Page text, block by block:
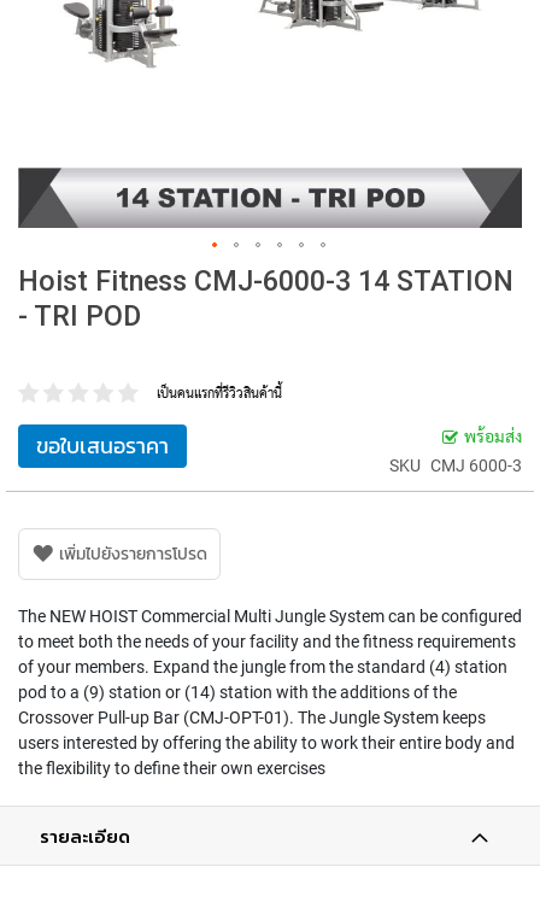
Hoist Fitness CMJ-6000-3 14 STATION
- TRI POD
เป็นคนแรกที่รีวิวสินค้านี้
ขอใบเสนอราคา
พร้อมส่ง
SKU CMJ 6000-3
เพิ่มไปยังรายการโปรด
The NEW HOIST Commercial Multi Jungle System can be configured
to meet both the needs of your facility and the fitness requirements
of your members. Expand the jungle from the standard (4) station
pod to a (9) station or (14) station with the additions of the
Crossover Pull-up Bar (CMJ-OPT-01). The Jungle System keeps
users interested by offering the ability to work their entire body and
the flexibility to define their own exercises
รายละเอียด